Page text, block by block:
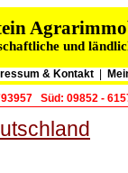
und
& Kontakt
Süd: 09852 -